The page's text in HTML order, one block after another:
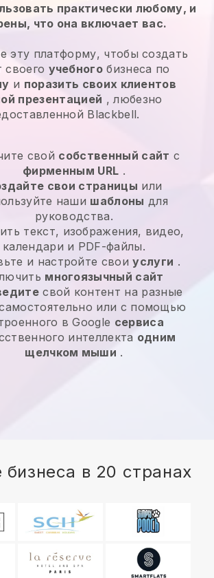
практически любому, и
что она включает вас.
эту платформу, чтобы создать
своего учебного бизнеса по
и поразить своих клиентов
презентацией , любезно
Blackbell.
свой собственный сайт с
фирменным URL .
свои страницы или
наши шаблоны для
руководства.
текст, изображения, видео,
календари и PDF-файлы.
и настройте своиуслуги .
многоязычный сайт
свой контент на разные
или с помощью
в Google сервиса
интеллекта одним
щелчком мыши .
в 20 странах